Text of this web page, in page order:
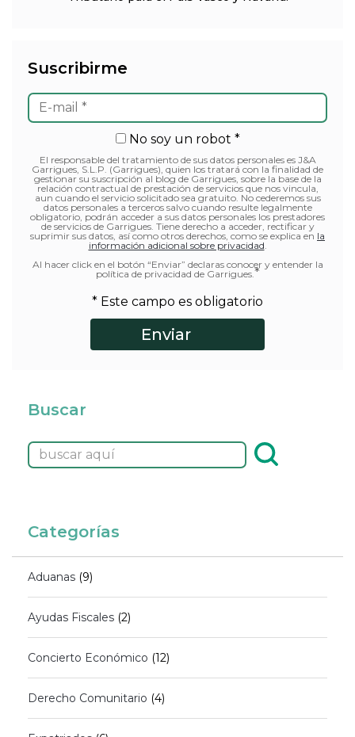
Suscribirme
No soy un robot *
El responsable del tratamiento de sus datos personales es J&A
Garrigues, S.L.P. (Garrigues), quien los tratará con la finalidad de
gestionar su suscripción al blog de Garrigues, sobre la base de la
relación contractual de prestación de servicios que nos vincula,
aun cuando el servicio solicitado sea gratuito. No cederemos sus
datos personales a terceros salvo cuando resulte legalmente
obligatorio, podrán acceder a sus datos personales los prestadores
de servicios de Garrigues. Tiene derecho a acceder, rectificar y
suprimir sus datos, así como otros derechos, como se explica en la
información adicional sobre privacidad
Al hacer click en el botón “Enviar” declaras conocer y entender la
política de privacidad de Garrigues. *
* Este campo es obligatorio
Buscar
Categorías
Aduanas (9)
Ayudas Fiscales (2)
Concierto Económico (12)
Derecho Comunitario (4)